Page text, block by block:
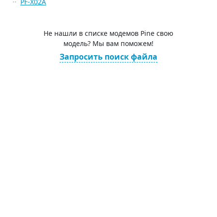
Не нашли в списке модемов Pine свою
модель? Мы вам поможем!
Запросить поиск файла